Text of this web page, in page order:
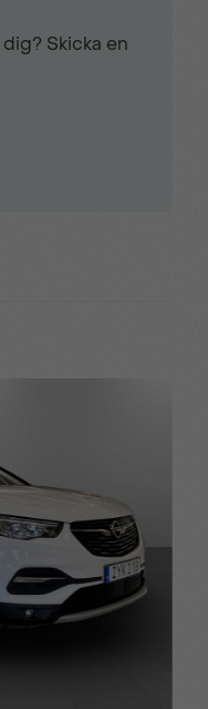
Skicka en